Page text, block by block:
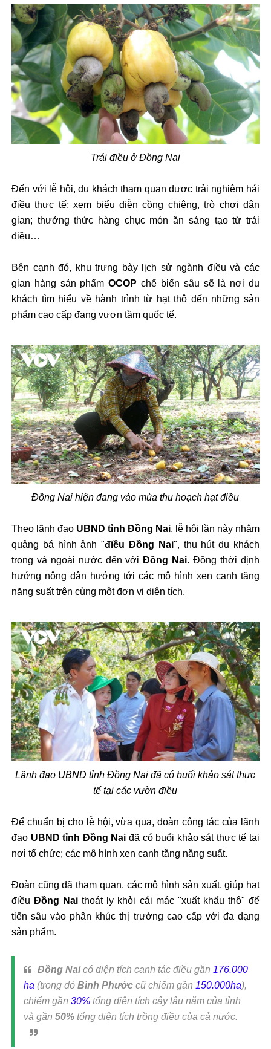
Trái điều ở Đồng Nai
Đến với lễ hội, du khách tham quan được trải nghiệm hái
điều thực tế; xem biểu diễn cồng chiêng, trò chơi dân
gian; thưởng thức hàng chục món ăn sáng tạo từ trái
điều…
Bên cạnh đó, khu trưng bày lịch sử ngành điều và các
gian hàng sản phẩm OCOP chế biến sâu sẽ là nơi du
khách tìm hiểu về hành trình từ hạt thô đến những sản
phẩm cao cấp đang vươn tầm quốc tế.
Đồng Nai hiện đang vào mùa thu hoạch hạt điều
Theo lãnh đạo UBND tỉnh Đồng Nai, lễ hội lần này nhằm
quảng bá hình ảnh "điều Đồng Nai", thu hút du khách
trong và ngoài nước đến vớiĐồng Nai. Đồng thời định
hướng nông dân hướng tới các mô hình xen canh tăng
năng suất trên cùng một đơn vị diện tích.
Lãnh đạo UBND tỉnh Đồng Nai đã có buổi khảo sát thực
tế tại các vườn điều
Để chuẩn bị cho lễ hội, vừa qua, đoàn công tác của lãnh
đạo UBND tỉnh Đồng Nai đã có buổi khảo sát thực tế tại
nơi tổ chức; các mô hình xen canh tăng năng suất.
Đoàn cũng đã tham quan, các mô hình sản xuất, giúp hạt
điều Đồng Nai thoát ly khỏi cái mác "xuất khẩu thô" để
tiến sâu vào phân khúc thị trường cao cấp với đa dạng
sản phẩm.
Đồng Naicó diện tích canh tác điều gần 176.000
ha (trong đó Bình Phướccũ chiếm gần 150.000ha),
chiếm gần 30%tổng diện tích cây lâu năm của tỉnh
và gần 50%tổng diện tích trồng điều của cả nước.